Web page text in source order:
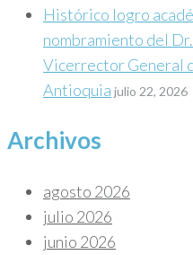
Histórico logro
nombramiento del
Vicerrector General
Antioquia julio 22, 2026
Archivos
agosto 2026
julio 2026
junio 2026